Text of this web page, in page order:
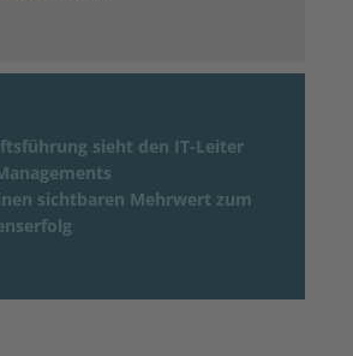
sieht den IT-Leiter
sichtbaren Mehrwert zum